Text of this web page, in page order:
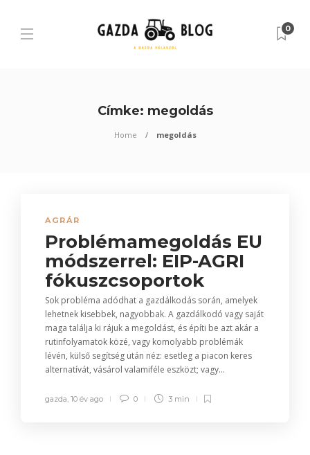
0
Címke: megoldás
Home megoldás
AGRÁR
Problémamegoldás EU
módszerrel: EIP-AGRI
fókuszcsoportok
Sok probléma adódhat a gazdálkodás során, amelyek
lehetnek kisebbek, nagyobbak. A gazdálkodó vagy saját
maga találja ki rájuk a megoldást, és építi be azt akár a
rutinfolyamatok közé, vagy komolyabb problémák
lévén, külső segítség után néz: esetleg a piacon keres
alternatívát, vásárol valamiféle eszközt; vagy...
gazda, 10 év ago 0 3 min